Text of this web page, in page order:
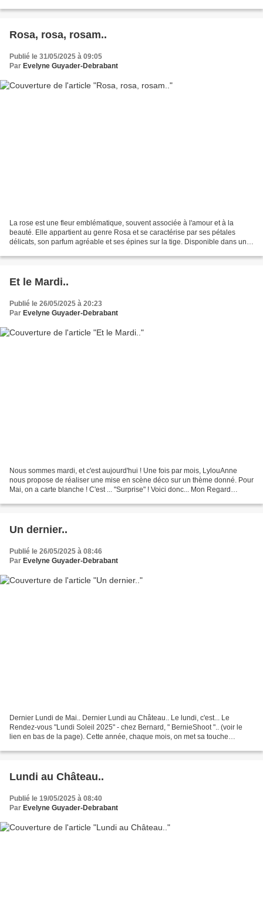
Rosa, rosa, rosam..
Publié le 31/05/2025 à 09:05
Par Evelyne Guyader-Debrabant
La rose est une fleur emblématique, souvent associée à l'amour et à la
beauté. Elle appartient au genre Rosa et se caractérise par ses pétales
délicats, son parfum agréable et ses épines sur la tige. Disponible dans une
Et le Mardi..
Publié le 26/05/2025 à 20:23
Par Evelyne Guyader-Debrabant
Nous sommes mardi, et c'est aujourd'hui ! Une fois par mois, LylouAnne
nous propose de réaliser une mise en scène déco sur un thème donné. Pour
Mai, on a carte blanche ! C'est ... "Surprise" ! Voici donc... Mon Regard
Un dernier..
Publié le 26/05/2025 à 08:46
Par Evelyne Guyader-Debrabant
Dernier Lundi de Mai.. Dernier Lundi au Château.. Le lundi, c'est... Le
Rendez-vous "Lundi Soleil 2025" - chez Bernard, " BernieShoot ".. (voir le
lien en bas de la page). Cette année, chaque mois, on met sa touche
Lundi au Château..
Publié le 19/05/2025 à 08:40
Par Evelyne Guyader-Debrabant